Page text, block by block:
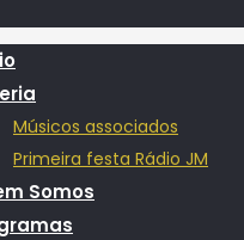
Músicos associados
Primeira festa Rádio JM
Somos